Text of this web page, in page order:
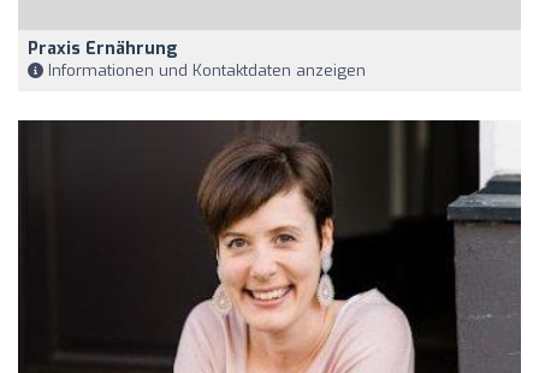
Praxis Ernährung
Informationen und Kontaktdaten anzeigen